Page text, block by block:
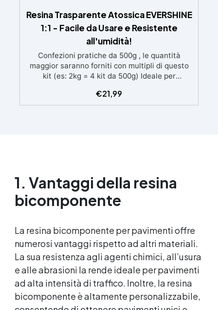
Resina Trasparente Atossica EVERSHINE
1:1 - Facile da Usare e Resistente
all'umidità!
Confezioni pratiche da 500g , le quantità
maggior saranno forniti con multipli di questo
kit (es: 2kg = 4 kit da 500g) Ideale per
inizia. Sempre lucida: garantisce una finitura
brillante e uniforme in ogni condizione.
€21,99
1. Vantaggi della resina
bicomponente
La resina bicomponente per pavimenti offre
numerosi vantaggi rispetto ad altri materiali.
La sua resistenza agli agenti chimici, all’usura
e alle abrasioni la rende ideale per pavimenti
ad alta intensità di traffico. Inoltre, la resina
bicomponente è altamente personalizzabile,